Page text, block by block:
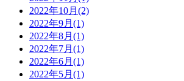
2022年10月(2)
2022年9月(1)
2022年8月(1)
2022年7月(1)
2022年6月(1)
2022年5月(1)